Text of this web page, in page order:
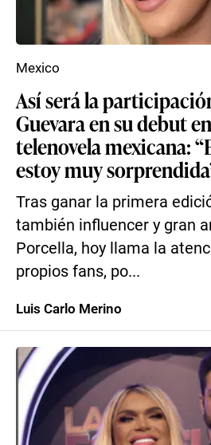
Así será la
Guevara en su debut
telenovela mexicana:
estoy muy
Tras ganar la primera
también influencer y gran
Porcella, hoy llama la
propios fans, po...
Mexico
Luis Carlo Merino